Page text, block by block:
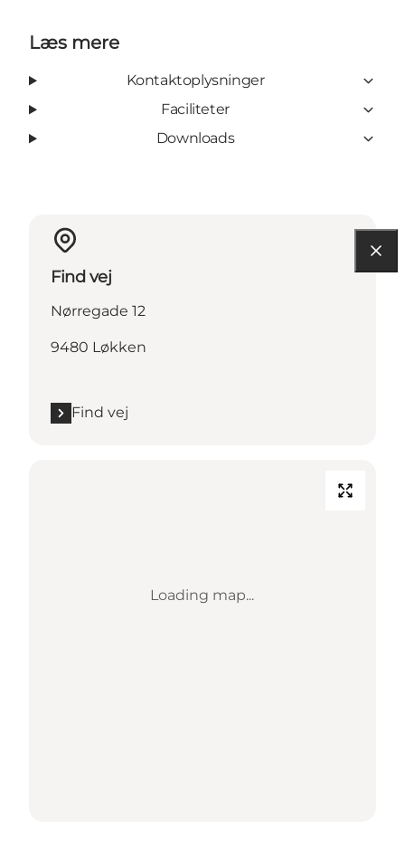
Læs mere
Kontaktoplysninger
Faciliteter
Downloads
Find vej
Nørregade 12
9480 Løkken
Find vej
Loading map...